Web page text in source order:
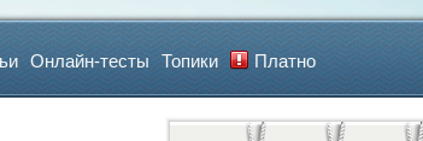
Онлайн-тесты Топики Платно